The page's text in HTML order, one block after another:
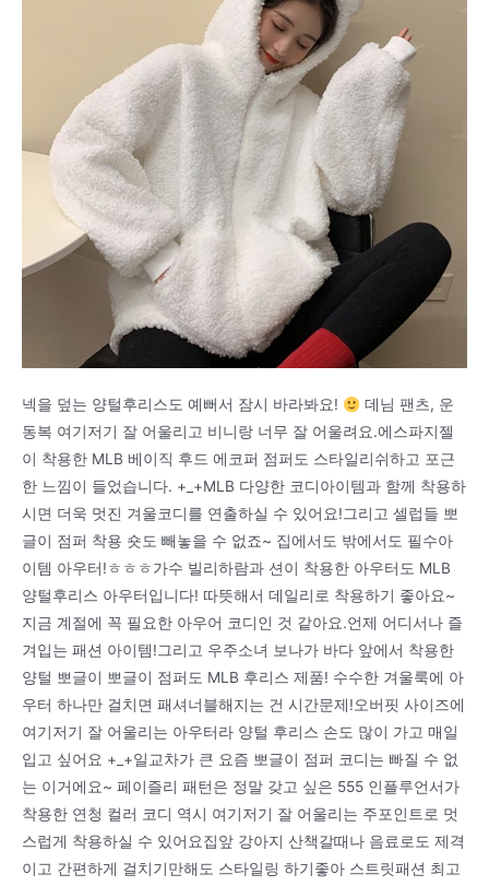
넥을 덮는 양털후리스도 예뻐서 잠시 바라봐요!
데님 팬츠, 운
동복 여기저기 잘 어울리고 비니랑 너무 잘 어울려요.에스파지젤
이 착용한 MLB 베이직 후드 에코퍼 점퍼도 스타일리쉬하고 포근
한 느낌이 들었습니다. +_+MLB 다양한 코디아이템과 함께 착용하
시면 더욱 멋진 겨울코디를 연출하실 수 있어요!그리고 셀럽들 뽀
글이 점퍼 착용 숏도 빼놓을 수 없죠~ 집에서도 밖에서도 필수아
이템 아우터!ㅎㅎㅎ가수 빌리하람과 션이 착용한 아우터도 MLB
양털후리스 아우터입니다! 따뜻해서 데일리로 착용하기 좋아요~
지금 계절에 꼭 필요한 아우어 코디인 것 같아요.언제 어디서나 즐
겨입는 패션 아이템!그리고 우주소녀 보나가 바다 앞에서 착용한
양털 뽀글이 뽀글이 점퍼도 MLB 후리스 제품! 수수한 겨울룩에 아
우터 하나만 걸치면 패셔너블해지는 건 시간문제!오버핏 사이즈에
여기저기 잘 어울리는 아우터라 양털 후리스 손도 많이 가고 매일
입고 싶어요 +_+일교차가 큰 요즘 뽀글이 점퍼 코디는 빠질 수 없
는 이거에요~ 페이즐리 패턴은 정말 갖고 싶은 555 인플루언서가
착용한 연청 컬러 코디 역시 여기저기 잘 어울리는 주포인트로 멋
스럽게 착용하실 수 있어요집앞 강아지 산책갈때나 음료로도 제격
이고 간편하게 걸치기만해도 스타일링 하기좋아 스트릿패션 최고